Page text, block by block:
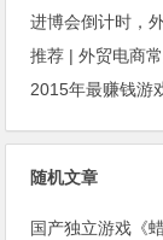
推荐 | 外贸电商
随机文章
国产独立游戏《